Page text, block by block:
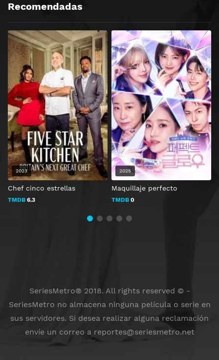
Recomendadas
Chef cinco estrellas
TMDB 6.3
2023
Maquillaje perfecto
TMDB 0
2025
SeriesMetro® 2018. All rights reserved © -
SeriesMetro no almacena ninguna película o serie en
sus servidores. Si desea realizar alguna reclamación
envíe un correo a reportes@seriesmetro.net